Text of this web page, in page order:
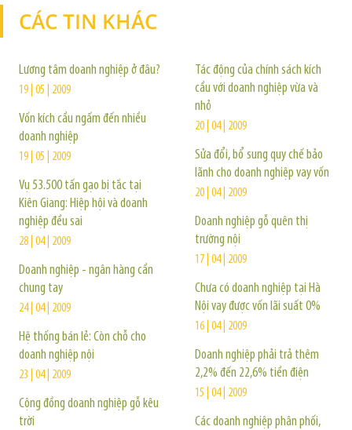
CÁC TIN KHÁC
Lương tâm doanh nghiệp ở đâu?
19 | 05 | 2009
Vốn kích cầu ngấm đến nhiều
doanh nghiệp
19 | 05 | 2009
Vụ 53.500 tấn gạo bị tắc tại
Kiên Giang: Hiệp hội và doanh
nghiệp đều sai
28 | 04 | 2009
Doanh nghiệp - ngân hàng cần
chung tay
24 | 04 | 2009
Hệ thống bán lẻ: Còn chỗ cho
doanh nghiệp nội
23 | 04 | 2009
Cộng đồng doanh nghiệp gỗ kêu
trời
Tác động của chính sách kích
cầu với doanh nghiệp vừa và
nhỏ
20 | 04 | 2009
Sửa đổi, bổ sung quy chế bảo
lãnh cho doanh nghiệp vay vốn
20 | 04 | 2009
Doanh nghiệp gỗ quên thị
trường nội
17 | 04 | 2009
Chưa có doanh nghiệp tại Hà
Nội vay được vốn lãi suất 0%
16 | 04 | 2009
Doanh nghiệp phải trả thêm
2,2% đến 22,6% tiền điện
15 | 04 | 2009
Các doanh nghiệp phân phối,